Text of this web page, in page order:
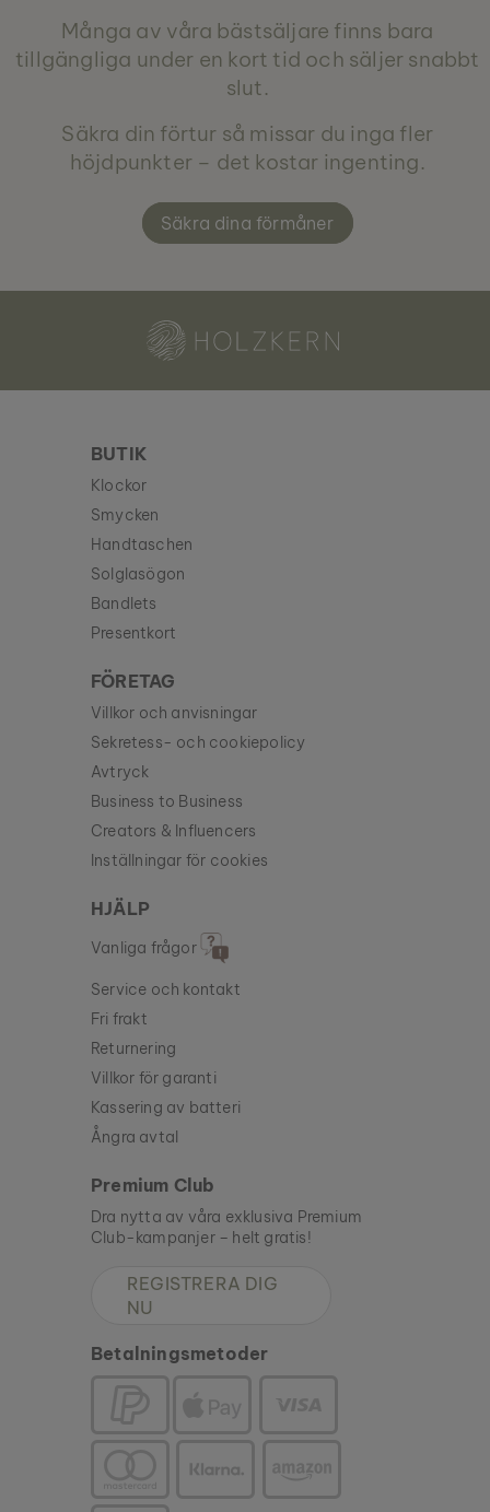
Många av våra bästsäljare finns bara
tillgängliga under en kort tid och säljer snabbt
slut.
Säkra din förtur så missar du inga fler
höjdpunkter – det kostar ingenting.
Säkra dina förmåner
BUTIK
Klockor
Smycken
Handtaschen
Solglasögon
Bandlets
Presentkort
FÖRETAG
Villkor och anvisningar
Sekretess- och cookiepolicy
Avtryck
Business to Business
Creators & Influencers
Inställningar för cookies
HJÄLP
Vanliga frågor
Service och kontakt
Fri frakt
Returnering
Villkor för garanti
Kassering av batteri
Ångra avtal
Premium Club
Dra nytta av våra exklusiva Premium
Club-kampanjer – helt gratis!
REGISTRERA DIG
NU
Betalningsmetoder